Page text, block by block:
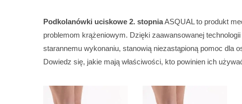
Podkolanówki uciskowe 2. stopniaASQUAL to produkt
problemom krążeniowym. Dzięki zaawansowanej
starannemu wykonaniu, stanowią niezastąpioną pomoc dla
Dowiedz się, jakie mają właściwości, kto powinien ich